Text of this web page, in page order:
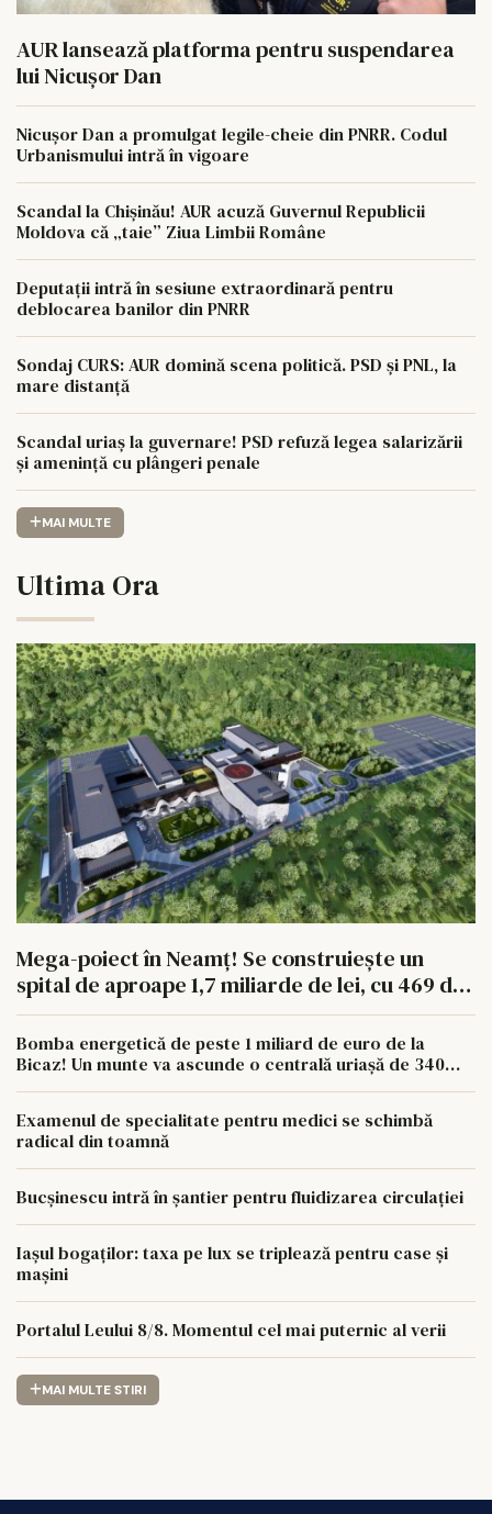
AUR lansează platforma pentru suspendarea
lui Nicușor Dan
Nicușor Dan a promulgat legile-cheie din PNRR. Codul
Urbanismului intră în vigoare
Scandal la Chișinău! AUR acuză Guvernul Republicii
Moldova că „taie” Ziua Limbii Române
Deputații intră în sesiune extraordinară pentru
deblocarea banilor din PNRR
Sondaj CURS: AUR domină scena politică. PSD și PNL, la
mare distanță
Scandal uriaș la guvernare! PSD refuză legea salarizării
și amenință cu plângeri penale
MAI MULTE
Ultima Ora
Mega-poiect în Neamț! Se construiește un
spital de aproape 1,7 miliarde de lei, cu 469 de
paturi
Bomba energetică de peste 1 miliard de euro de la
Bicaz! Un munte va ascunde o centrală uriașă de 340
Examenul de specialitate pentru medici se schimbă
radical din toamnă
Bucșinescu intră în șantier pentru fluidizarea circulației
Iașul bogaților: taxa pe lux se triplează pentru case și
mașini
Portalul Leului 8/8. Momentul cel mai puternic al verii
MAI MULTE STIRI